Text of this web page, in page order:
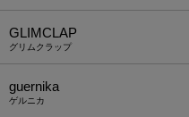
GLIMCLAP
グリムクラップ
guernika
ゲルニカ